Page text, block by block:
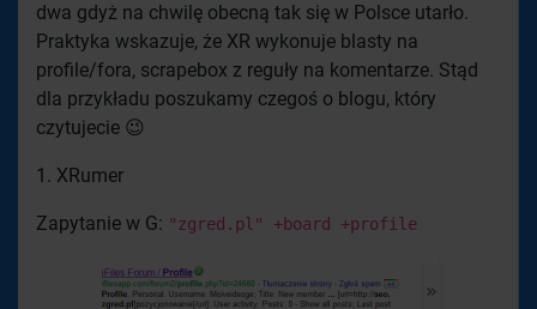
dwa gdyż na chwilę obecną tak się w Polsce utarło.
Praktyka wskazuje, że XR wykonuje blasty na
profile/fora, scrapebox z reguły na komentarze. Stąd
dla przykładu poszukamy czegoś o blogu, który
czytujecie 😉
1. XRumer
Zapytanie w G: "zgred.pl" +board +profile